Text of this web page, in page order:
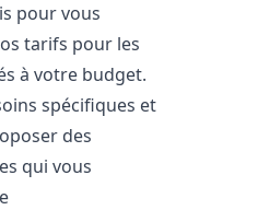
pour vous
tarifs pour les
à votre budget.
spécifiques et
des
qui vous